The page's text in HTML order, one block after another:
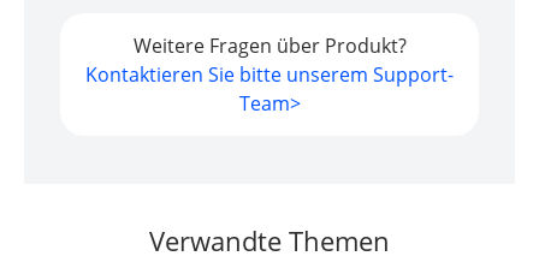
Weitere Fragen über Produkt?
Kontaktieren Sie bitte unserem Support-
Team>
Verwandte Themen